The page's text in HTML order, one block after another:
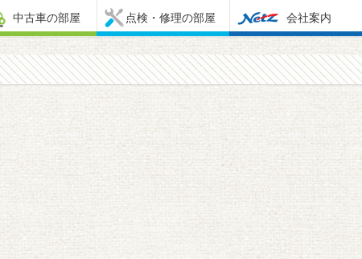
中古車の部屋 点検・修理の部屋 会社案内